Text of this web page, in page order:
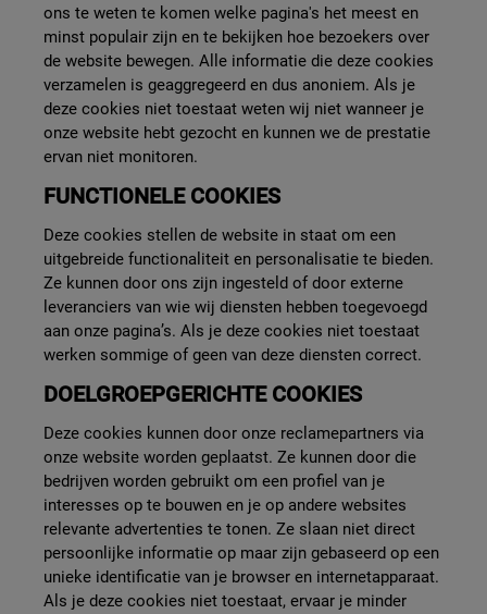
ons te weten te komen welke pagina's het meest en
minst populair zijn en te bekijken hoe bezoekers over
de website bewegen. Alle informatie die deze cookies
verzamelen is geaggregeerd en dus anoniem. Als je
deze cookies niet toestaat weten wij niet wanneer je
onze website hebt gezocht en kunnen we de prestatie
ervan niet monitoren.
FUNCTIONELE COOKIES
Deze cookies stellen de website in staat om een
uitgebreide functionaliteit en personalisatie te bieden.
Ze kunnen door ons zijn ingesteld of door externe
leveranciers van wie wij diensten hebben toegevoegd
aan onze pagina’s. Als je deze cookies niet toestaat
werken sommige of geen van deze diensten correct.
DOELGROEPGERICHTE COOKIES
Deze cookies kunnen door onze reclamepartners via
onze website worden geplaatst. Ze kunnen door die
bedrijven worden gebruikt om een profiel van je
interesses op te bouwen en je op andere websites
relevante advertenties te tonen. Ze slaan niet direct
persoonlijke informatie op maar zijn gebaseerd op een
unieke identificatie van je browser en internetapparaat.
Als je deze cookies niet toestaat, ervaar je minder